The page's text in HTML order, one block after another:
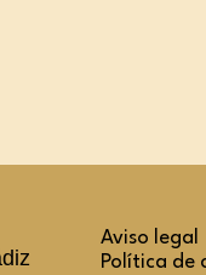
Aviso legal
Política de